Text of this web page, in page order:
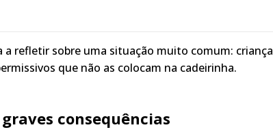
a refletir sobre uma situação muito comum:
que não as colocam na cadeirinha.
consequências